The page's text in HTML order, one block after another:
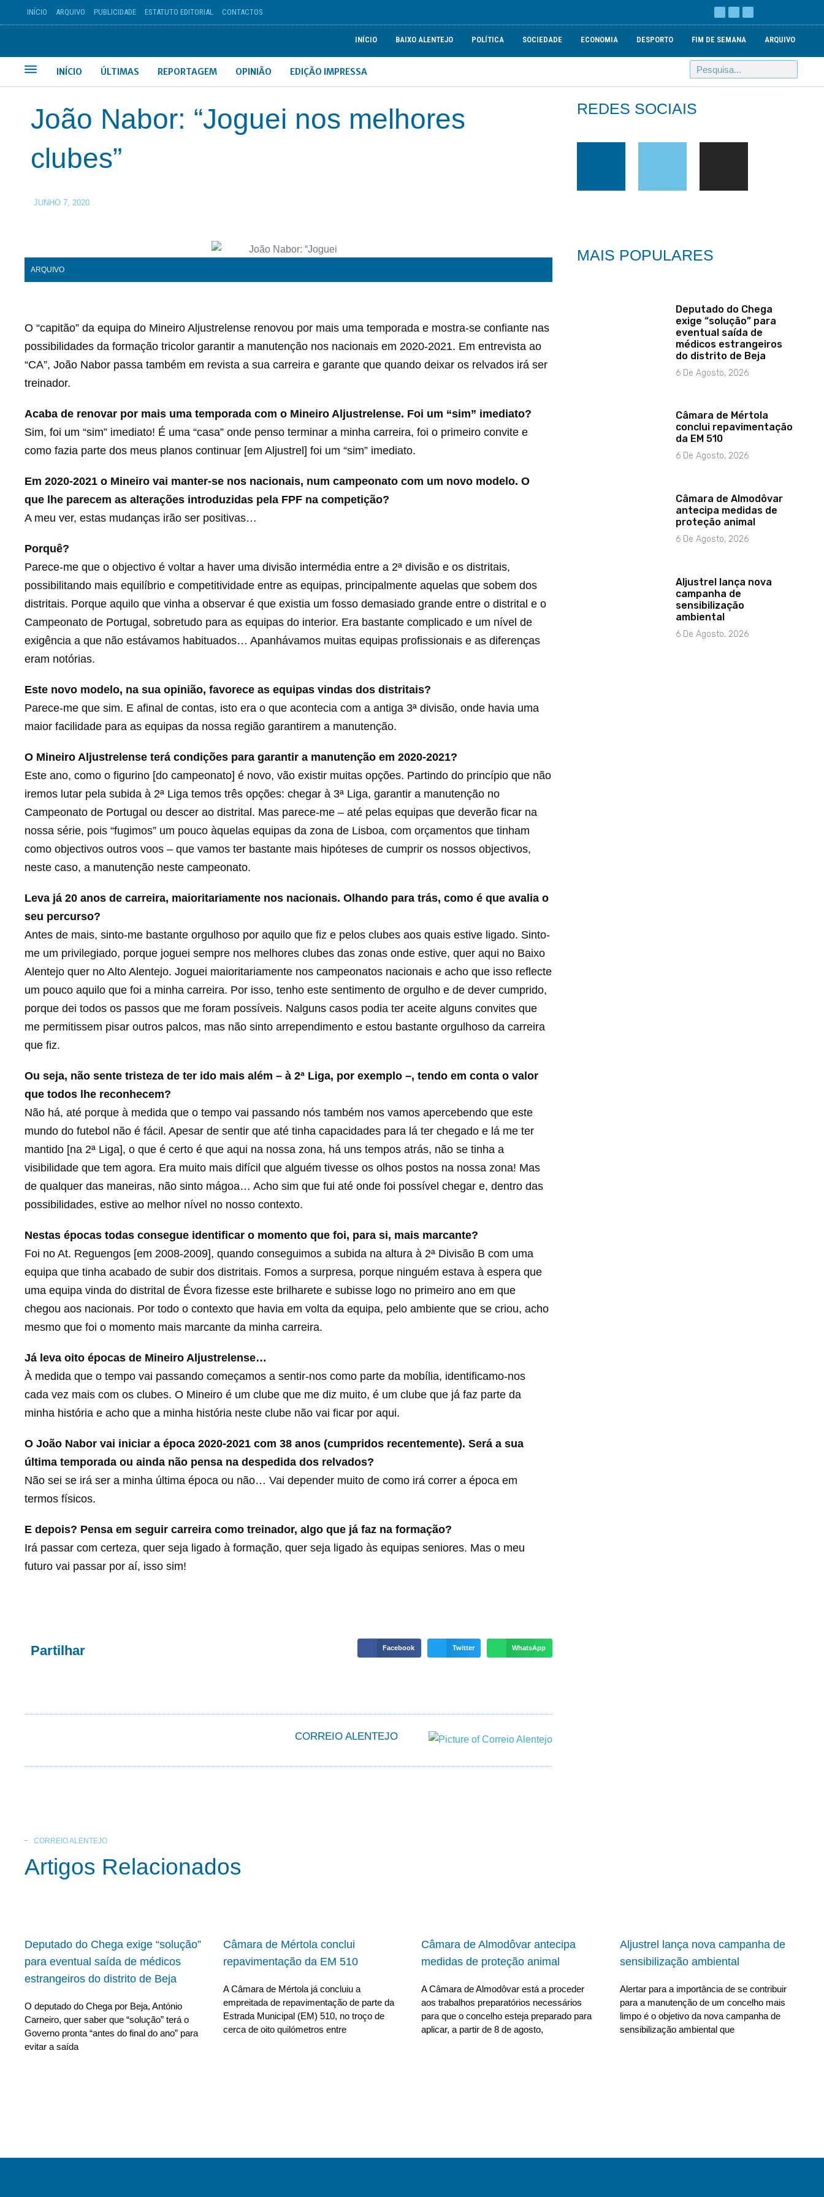
INÍCIO ARQUIVO PUBLICIDADE ESTATUTO EDITORIAL CONTACTOS
INÍCIO BAIXO ALENTEJO POLÍTICA SOCIEDADE ECONOMIA DESPORTO FIM DE SEMANA ARQUIVO
INÍCIO ÚLTIMAS REPORTAGEM OPINIÃO EDIÇÃO IMPRESSA
João Nabor: “Joguei nos melhores
clubes”
JUNHO 7, 2020
ARQUIVO
O “capitão” da equipa do Mineiro Aljustrelense renovou por mais uma temporada e mostra-se confiante nas
possibilidades da formação tricolor garantir a manutenção nos nacionais em 2020-2021. Em entrevista ao
“CA”, João Nabor passa também em revista a sua carreira e garante que quando deixar os relvados irá ser
treinador.
Acaba de renovar por mais uma temporada com o Mineiro Aljustrelense. Foi um “sim” imediato?
Sim, foi um “sim” imediato! É uma “casa” onde penso terminar a minha carreira, foi o primeiro convite e
como fazia parte dos meus planos continuar [em Aljustrel] foi um “sim” imediato.
Em 2020-2021 o Mineiro vai manter-se nos nacionais, num campeonato com um novo modelo. O
que lhe parecem as alterações introduzidas pela FPF na competição?
A meu ver, estas mudanças irão ser positivas…
Porquê?
Parece-me que o objectivo é voltar a haver uma divisão intermédia entre a 2ª divisão e os distritais,
possibilitando mais equilíbrio e competitividade entre as equipas, principalmente aquelas que sobem dos
distritais. Porque aquilo que vinha a observar é que existia um fosso demasiado grande entre o distrital e o
Campeonato de Portugal, sobretudo para as equipas do interior. Era bastante complicado e um nível de
exigência a que não estávamos habituados… Apanhávamos muitas equipas profissionais e as diferenças
eram notórias.
Este novo modelo, na sua opinião, favorece as equipas vindas dos distritais?
Parece-me que sim. E afinal de contas, isto era o que acontecia com a antiga 3ª divisão, onde havia uma
maior facilidade para as equipas da nossa região garantirem a manutenção.
O Mineiro Aljustrelense terá condições para garantir a manutenção em 2020-2021?
Este ano, como o figurino [do campeonato] é novo, vão existir muitas opções. Partindo do princípio que não
iremos lutar pela subida à 2ª Liga temos três opções: chegar à 3ª Liga, garantir a manutenção no
Campeonato de Portugal ou descer ao distrital. Mas parece-me – até pelas equipas que deverão ficar na
nossa série, pois “fugimos” um pouco àquelas equipas da zona de Lisboa, com orçamentos que tinham
como objectivos outros voos – que vamos ter bastante mais hipóteses de cumprir os nossos objectivos,
neste caso, a manutenção neste campeonato.
Leva já 20 anos de carreira, maioritariamente nos nacionais. Olhando para trás, como é que avalia o
seu percurso?
Antes de mais, sinto-me bastante orgulhoso por aquilo que fiz e pelos clubes aos quais estive ligado. Sinto-
me um privilegiado, porque joguei sempre nos melhores clubes das zonas onde estive, quer aqui no Baixo
Alentejo quer no Alto Alentejo. Joguei maioritariamente nos campeonatos nacionais e acho que isso reflecte
um pouco aquilo que foi a minha carreira. Por isso, tenho este sentimento de orgulho e de dever cumprido,
porque dei todos os passos que me foram possíveis. Nalguns casos podia ter aceite alguns convites que
me permitissem pisar outros palcos, mas não sinto arrependimento e estou bastante orgulhoso da carreira
que fiz.
Ou seja, não sente tristeza de ter ido mais além – à 2ª Liga, por exemplo –, tendo em conta o valor
que todos lhe reconhecem?
Não há, até porque à medida que o tempo vai passando nós também nos vamos apercebendo que este
mundo do futebol não é fácil. Apesar de sentir que até tinha capacidades para lá ter chegado e lá me ter
mantido [na 2ª Liga], o que é certo é que aqui na nossa zona, há uns tempos atrás, não se tinha a
visibilidade que tem agora. Era muito mais difícil que alguém tivesse os olhos postos na nossa zona! Mas
de qualquer das maneiras, não sinto mágoa… Acho sim que fui até onde foi possível chegar e, dentro das
possibilidades, estive ao melhor nível no nosso contexto.
Nestas épocas todas consegue identificar o momento que foi, para si, mais marcante?
Foi no At. Reguengos [em 2008-2009], quando conseguimos a subida na altura à 2ª Divisão B com uma
equipa que tinha acabado de subir dos distritais. Fomos a surpresa, porque ninguém estava à espera que
uma equipa vinda do distrital de Évora fizesse este brilharete e subisse logo no primeiro ano em que
chegou aos nacionais. Por todo o contexto que havia em volta da equipa, pelo ambiente que se criou, acho
mesmo que foi o momento mais marcante da minha carreira.
Já leva oito épocas de Mineiro Aljustrelense…
À medida que o tempo vai passando começamos a sentir-nos como parte da mobília, identificamo-nos
cada vez mais com os clubes. O Mineiro é um clube que me diz muito, é um clube que já faz parte da
minha história e acho que a minha história neste clube não vai ficar por aqui.
O João Nabor vai iniciar a época 2020-2021 com 38 anos (cumpridos recentemente). Será a sua
última temporada ou ainda não pensa na despedida dos relvados?
Não sei se irá ser a minha última época ou não… Vai depender muito de como irá correr a época em
termos físicos.
E depois? Pensa em seguir carreira como treinador, algo que já faz na formação?
Irá passar com certeza, quer seja ligado à formação, quer seja ligado às equipas seniores. Mas o meu
futuro vai passar por aí, isso sim!
Partilhar Facebook Twitter WhatsApp
CORREIO ALENTEJO
REDES SOCIAIS
MAIS POPULARES
Deputado do Chega
exige “solução” para
eventual saída de
médicos estrangeiros
do distrito de Beja
6 De Agosto, 2026
Câmara de Mértola
conclui repavimentação
da EM 510
6 De Agosto, 2026
Câmara de Almodôvar
antecipa medidas de
proteção animal
6 De Agosto, 2026
Aljustrel lança nova
campanha de
sensibilização
ambiental
6 De Agosto, 2026
CORREIO ALENTEJO
Artigos Relacionados
Deputado do Chega exige “solução”
para eventual saída de médicos
estrangeiros do distrito de Beja
O deputado do Chega por Beja, António
Carneiro, quer saber que “solução” terá o
Governo pronta “antes do final do ano” para
evitar a saída
Câmara de Mértola conclui
repavimentação da EM 510
A Câmara de Mértola já concluiu a
empreitada de repavimentação de parte da
Estrada Municipal (EM) 510, no troço de
cerca de oito quilómetros entre
Câmara de Almodôvar antecipa
medidas de proteção animal
A Câmara de Almodôvar está a proceder
aos trabalhos preparatórios necessários
para que o concelho esteja preparado para
aplicar, a partir de 8 de agosto,
Aljustrel lança nova campanha de
sensibilização ambiental
Alertar para a importância de se contribuir
para a manutenção de um concelho mais
limpo é o objetivo da nova campanha de
sensibilização ambiental que